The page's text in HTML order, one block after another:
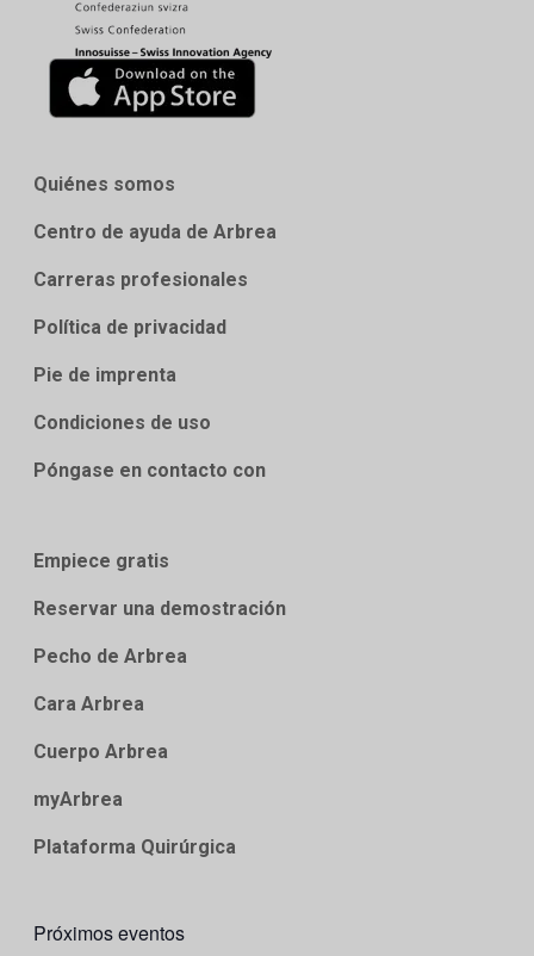
Quiénes somos
Centro de ayuda de Arbrea
Carreras profesionales
Política de privacidad
Pie de imprenta
Condiciones de uso
Póngase en contacto con
Empiece gratis
Reservar una demostración
Pecho de Arbrea
Cara Arbrea
Cuerpo Arbrea
myArbrea
Plataforma Quirúrgica
Próximos eventos